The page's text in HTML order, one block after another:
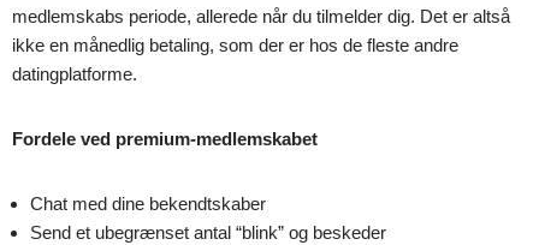
medlemskabs periode, allerede når du tilmelder dig. Det er altså
ikke en månedlig betaling, som der er hos de fleste andre
datingplatforme.
Fordele ved premium-medlemskabet
Chat med dine bekendtskaber
Send et ubegrænset antal “blink” og beskeder